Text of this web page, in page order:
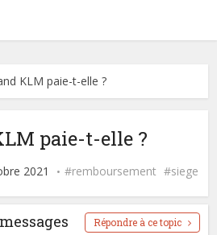
KLM paie-t-elle ?
paie-t-elle ?
2021 remboursement siege
Répondre à ce topic